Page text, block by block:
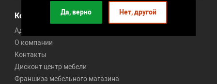
Да, верно Нет, другой
Компания
Адреса 191 магазина
О компании
Контакты
Дисконт центр мебели
Франшиза мебельного магазина